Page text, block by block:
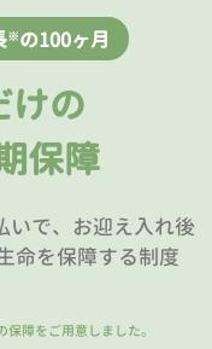
※の100ヶ月
けの
保障
いで、お迎え入れ後
命を保障する制度
保障をご用意しました。